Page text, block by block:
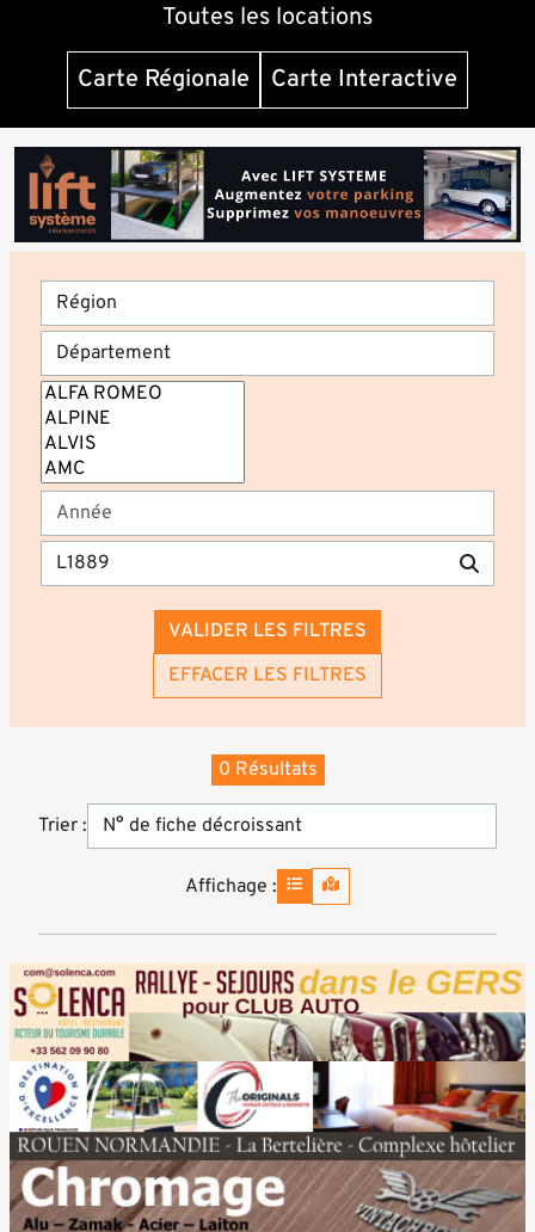
Toutes les locations
Carte Régionale
Carte Interactive
VALIDER LES FILTRES
EFFACER LES FILTRES
Trier :
0 Résultats
Affichage :